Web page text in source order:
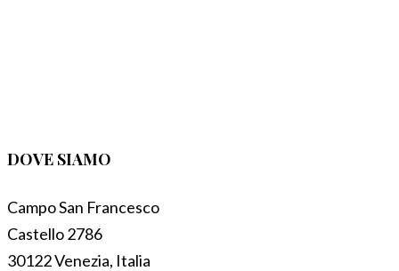
DOVE SIAMO
Campo San Francesco
Castello 2786
30122 Venezia, Italia